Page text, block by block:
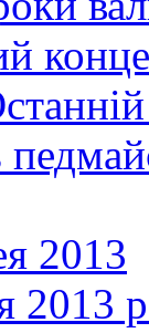
2013
2013